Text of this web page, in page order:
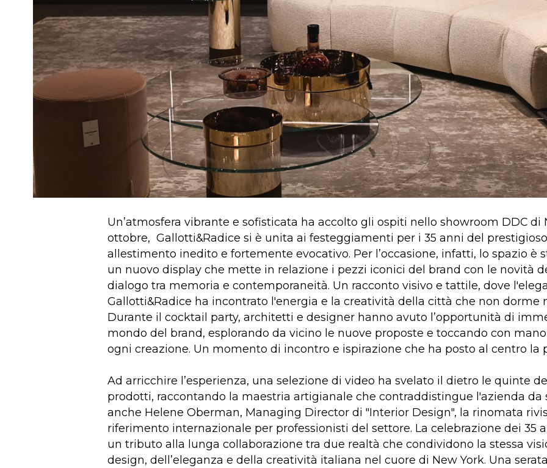
Un’atmosfera vibrante e sofisticata ha accolto gli ospiti nello showroom DDC di
ottobre, Gallotti&Radice si è unita ai festeggiamenti per i 35 anni del
allestimento inedito e fortemente evocativo. Per l’occasione, infatti, lo spazio è
un nuovo display che mette in relazione i pezzi iconici del brand con le novità
dialogo tra memoria e contemporaneità. Un racconto visivo e tattile, dove
Gallotti&Radice ha incontrato l'energia e la creatività della città che non dorme
Durante il cocktail party, architetti e designer hanno avuto l’opportunità di
mondo del brand, esplorando da vicino le nuove proposte e toccando con
ogni creazione. Un momento di incontro e ispirazione che ha posto al centro la
Ad arricchire l’esperienza, una selezione di video ha svelato il dietro le quinte
prodotti, raccontando la maestria artigianale che contraddistingue l'azienda da
anche Helene Oberman, Managing Director di "Interior Design", la rinomata
riferimento internazionale per professionisti del settore. La celebrazione dei 35
un tributo alla lunga collaborazione tra due realtà che condividono la stessa
design, dell’eleganza e della creatività italiana nel cuore di New York. Una